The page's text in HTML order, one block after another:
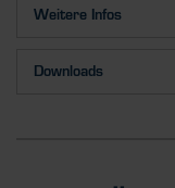
Weitere Infos
Downloads